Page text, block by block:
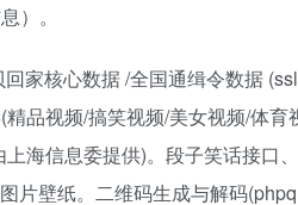
）。
家核心数据 /全国通缉令数据
精品视频/搞笑视频/美女视频/体
上海信息委提供)。段子笑话接口
片壁纸。二维码生成与解码